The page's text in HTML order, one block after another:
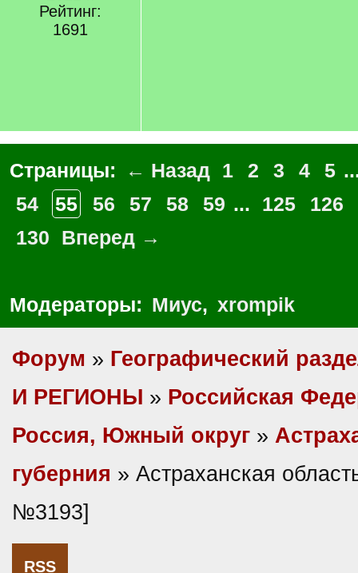
Рейтинг:
1691
Страницы: ← Назад 1 2 3 4 5
54
55 56 57 58 59 ... 125
126
130
Вперед →
Модераторы: Миус, xrompik
Форум » Географический
И РЕГИОНЫ » Российская
Россия, Южный округ »
губерния » Астраханская
№3193]
RSS